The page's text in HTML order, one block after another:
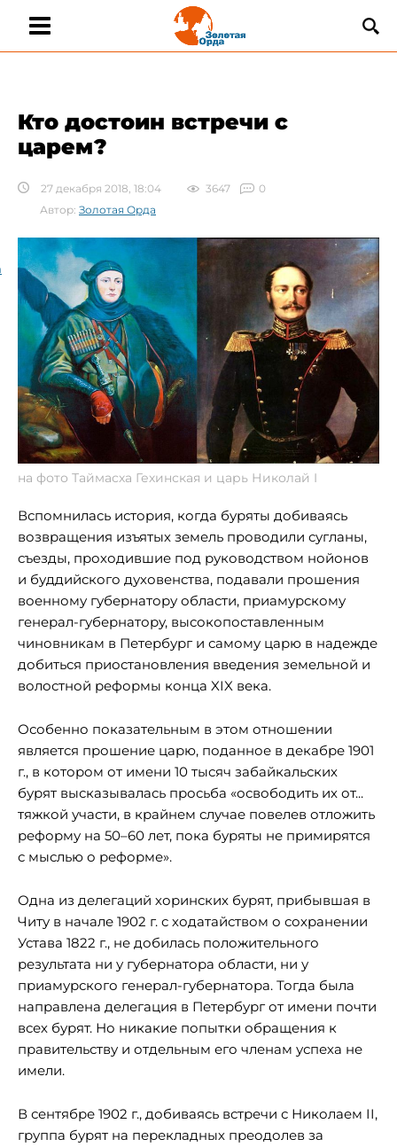
Кто достоин встречи с
царем?
27 декабря 2018, 18:04 3647
0
Автор: Золотая Орда
на фото Таймасха Гехинская и царь Николай I
Вспомнилась история, когда буряты добиваясь
возвращения изъятых земель проводили сугланы,
съезды, проходившие под руководством нойонов
и буддийского духовенства, подавали прошения
военному губернатору области, приамурскому
генерал-губернатору, высокопоставленным
чиновникам в Петербург и самому царю в надежде
добиться приостановления введения земельной и
волостной реформы конца XIX века.
Особенно показательным в этом отношении
является прошение царю, поданное в декабре 1901
г., в котором от имени 10 тысяч забайкальских
бурят высказывалась просьба «освободить их от...
тяжкой участи, в крайнем случае повелев отложить
реформу на 50–60 лет, пока буряты не примирятся
с мыслью о реформе».
Одна из делегаций хоринских бурят, прибывшая в
Читу в начале 1902 г. с ходатайством о сохранении
Устава 1822 г., не добилась положительного
результата ни у губернатора области, ни у
приамурского генерал-губернатора. Тогда была
направлена делегация в Петербург от имени почти
всех бурят. Но никакие попытки обращения к
правительству и отдельным его членам успеха не
имели.
В сентябре 1902 г., добиваясь встречи с Николаем II,
группа бурят на перекладных преодолев за